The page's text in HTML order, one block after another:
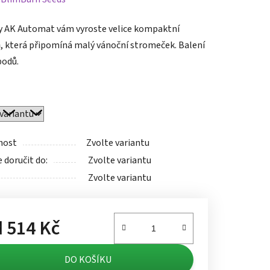
AK Automat vám vyroste velice kompaktní
která připomíná malý vánoční stromeček. Balení
Zvolte variantu
doručit do:
Zvolte variantu
Zvolte variantu
514 Kč
cena:
DO KOŠÍKU